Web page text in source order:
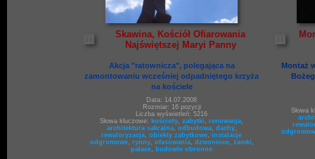
Skawina, Kościół Ofiarowania
Najświętszej Maryi Panny
Akcja "ratownicza", polegająca na
zamontowaniu wcześniej odpadniętego krzyża
na kościele
Data: 14.07.2008
Rozmiar: 16 pozycji
Liczba wyświetleń: 5216
Słowa kluczowe: kościoły, zabytki , renowacja,
architektura sakralna, odbudowa, dachy,
rewaloryzacja, obiekty zabytkowe, instalacje
odgromowe, rynny, ofasowania, dzwonnice, zamki ,
pałace, budowle obronne
Montaż
Słowa